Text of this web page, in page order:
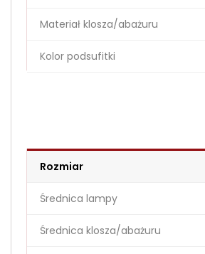
Materiał klosza/abażuru
Kolor podsufitki
Rozmiar
Średnica lampy
Średnica klosza/abażuru